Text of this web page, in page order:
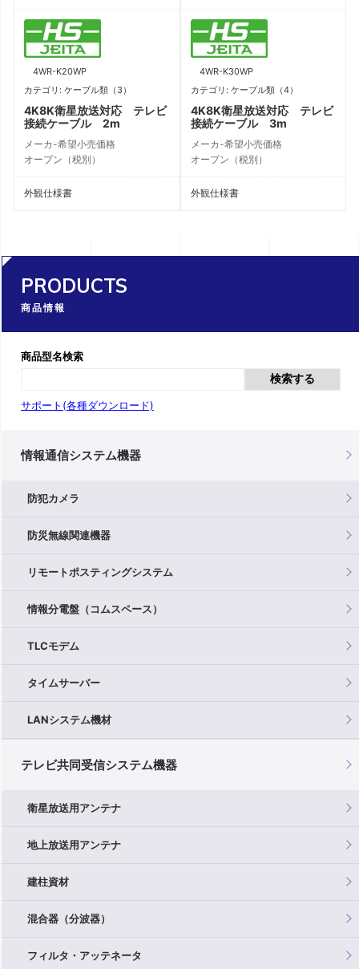
PRODUCTS
商品情報
商品型名検索
検索する
サポート(各種ダウンロード)
情報通信システム機器
防犯カメラ
防災無線関連機器
リモートポスティングシステム
情報分電盤（コムスペース）
TLCモデム
タイムサーバー
LANシステム機材
テレビ共同受信システム機器
衛星放送用アンテナ
地上放送用アンテナ
建柱資材
混合器（分波器）
フィルタ・アッテネータ
4WR-K20WP
カテゴリ: ケーブル類（3）
4K8K衛星放送対応 テレビ
接続ケーブル 2m
メーカ-希望小売価格
オープン（税別）
外観仕様書
4WR-K30WP
カテゴリ: ケーブル類（4）
4K8K衛星放送対応 テレビ
接続ケーブル 3m
メーカ-希望小売価格
オープン（税別）
外観仕様書